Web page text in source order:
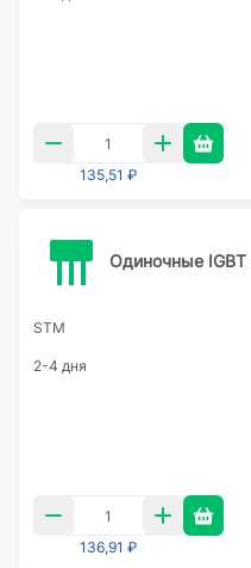
135,51 ₽
Одиночные IGBT
STM
2-4 дня
136,91 ₽